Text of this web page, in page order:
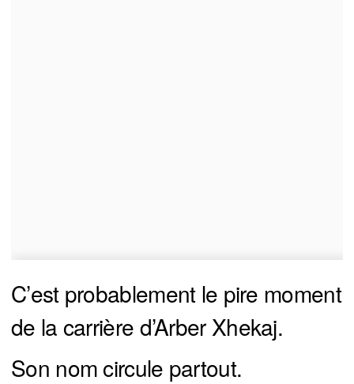
C’est probablement le pire moment
de la carrière d’Arber Xhekaj.
Son nom circule partout.